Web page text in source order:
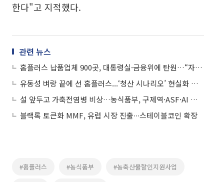
한다"고 지적했다.
관련 뉴스
홈플러스 납품업체 900곳, 대통령실·금융위에 탄원…“자금 지원 시급”
유동성 벼랑 끝에 선 홈플러스...‘청산 시나리오’ 현실화 되나
설 앞두고 가축전염병 비상…농식품부, 구제역·ASF·AI 총력 차단
블랙록 토큰화 MMF, 유럽 시장 진출∙∙∙스테이블코인 확장
#홈플러스 #농식품부 #농축산물할인지원사업